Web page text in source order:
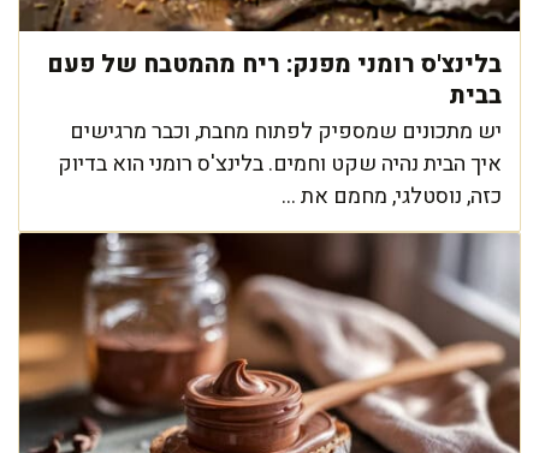
בלינצ'ס רומני מפנק: ריח מהמטבח של פעם
בבית
יש מתכונים שמספיק לפתוח מחבת, וכבר מרגישים
איך הבית נהיה שקט וחמים. בלינצ'ס רומני הוא בדיוק
כזה, נוסטלגי, מחמם את ...